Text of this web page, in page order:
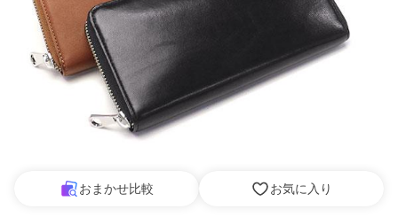
おまかせ比較 お気に入り